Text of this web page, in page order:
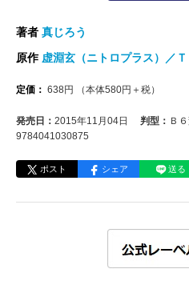
著者 真じろう
原作 虚淵玄（ニトロプラス）／Ｔ
定価： 638円 （本体580円＋税）
発売日： 2015年11月04日 判型： Ｂ
9784041030875
ポスト シェア 送る